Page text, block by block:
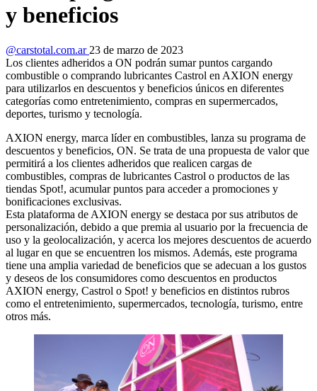
y beneficios
@carstotal.com.ar 23 de marzo de 2023
Los clientes adheridos a ON podrán sumar puntos cargando
combustible o comprando lubricantes Castrol en AXION energy
para utilizarlos en descuentos y beneficios únicos en diferentes
categorías como entretenimiento, compras en supermercados,
deportes, turismo y tecnología.
AXION energy, marca líder en combustibles, lanza su programa de
descuentos y beneficios, ON. Se trata de una propuesta de valor que
permitirá a los clientes adheridos que realicen cargas de
combustibles, compras de lubricantes Castrol o productos de las
tiendas Spot!, acumular puntos para acceder a promociones y
bonificaciones exclusivas.
Esta plataforma de AXION energy se destaca por sus atributos de
personalización, debido a que premia al usuario por la frecuencia de
uso y la geolocalización, y acerca los mejores descuentos de acuerdo
al lugar en que se encuentren los mismos. Además, este programa
tiene una amplia variedad de beneficios que se adecuan a los gustos
y deseos de los consumidores como descuentos en productos
AXION energy, Castrol o Spot! y beneficios en distintos rubros
como el entretenimiento, supermercados, tecnología, turismo, entre
otros más.